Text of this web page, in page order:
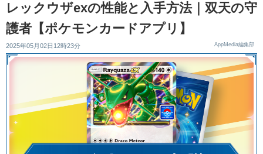
レックウザexの性能と入手方法｜双天の守
護者【ポケモンカードアプリ】
2025年05月02日12時23分 AppMedia編集部